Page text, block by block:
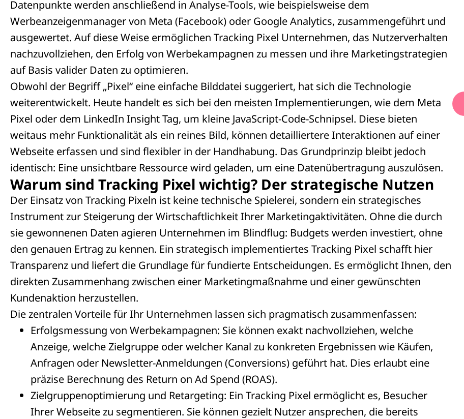
Datenpunkte werden anschließend in Analyse-Tools, wie beispielsweise dem
Werbeanzeigenmanager von Meta (Facebook) oder Google Analytics, zusammengeführt und
ausgewertet. Auf diese Weise ermöglichen Tracking Pixel Unternehmen, das Nutzerverhalten
nachzuvollziehen, den Erfolg von Werbekampagnen zu messen und ihre Marketingstrategien
auf Basis valider Daten zu optimieren.
Obwohl der Begriff „Pixel“ eine einfache Bilddatei suggeriert, hat sich die Technologie
weiterentwickelt. Heute handelt es sich bei den meisten Implementierungen, wie dem Meta
Pixel oder dem LinkedIn Insight Tag, um kleine JavaScript-Code-Schnipsel. Diese bieten
weitaus mehr Funktionalität als ein reines Bild, können detailliertere Interaktionen auf einer
Webseite erfassen und sind flexibler in der Handhabung. Das Grundprinzip bleibt jedoch
identisch: Eine unsichtbare Ressource wird geladen, um eine Datenübertragung auszulösen.
Warum sind Tracking Pixel wichtig? Der strategische Nutzen
Der Einsatz von Tracking Pixeln ist keine technische Spielerei, sondern ein strategisches
Instrument zur Steigerung der Wirtschaftlichkeit Ihrer Marketingaktivitäten. Ohne die durch
sie gewonnenen Daten agieren Unternehmen im Blindflug: Budgets werden investiert, ohne
den genauen Ertrag zu kennen. Ein strategisch implementiertes Tracking Pixel schafft hier
Transparenz und liefert die Grundlage für fundierte Entscheidungen. Es ermöglicht Ihnen, den
direkten Zusammenhang zwischen einer Marketingmaßnahme und einer gewünschten
Kundenaktion herzustellen.
Die zentralen Vorteile für Ihr Unternehmen lassen sich pragmatisch zusammenfassen:
Erfolgsmessung von Werbekampagnen: Sie können exakt nachvollziehen, welche
Anzeige, welche Zielgruppe oder welcher Kanal zu konkreten Ergebnissen wie Käufen,
Anfragen oder Newsletter-Anmeldungen (Conversions) geführt hat. Dies erlaubt eine
präzise Berechnung des Return on Ad Spend (ROAS).
Zielgruppenoptimierung und Retargeting: Ein Tracking Pixel ermöglicht es, Besucher
Ihrer Webseite zu segmentieren. Sie können gezielt Nutzer ansprechen, die bereits